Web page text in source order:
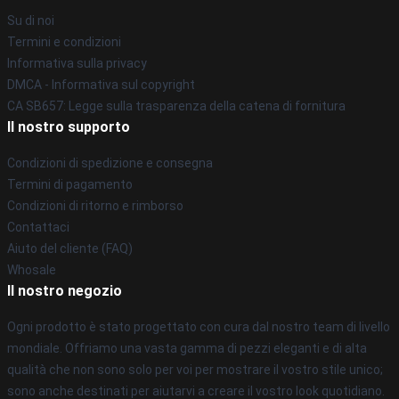
Su di noi
Termini e condizioni
Informativa sulla privacy
DMCA - Informativa sul copyright
CA SB657: Legge sulla trasparenza della catena di fornitura
Il nostro supporto
Condizioni di spedizione e consegna
Termini di pagamento
Condizioni di ritorno e rimborso
Contattaci
Aiuto del cliente (FAQ)
Whosale
Il nostro negozio
Ogni prodotto è stato progettato con cura dal nostro team di livello
mondiale. Offriamo una vasta gamma di pezzi eleganti e di alta
qualità che non sono solo per voi per mostrare il vostro stile unico;
sono anche destinati per aiutarvi a creare il vostro look quotidiano.